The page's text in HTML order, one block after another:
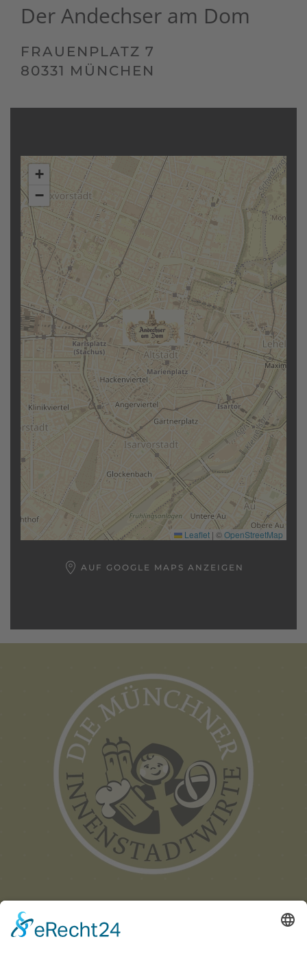
Der Andechser am Dom
FRAUENPLATZ 7
80331 MÜNCHEN
+
−
Leaflet | ©OpenStreetMap
AUF GOOGLE MAPS ANZEIGEN
Münchner